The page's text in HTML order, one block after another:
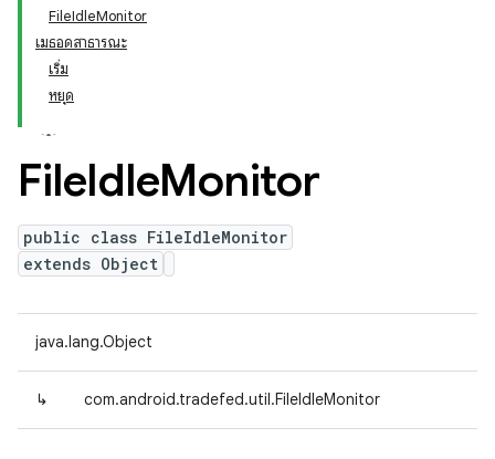
FileIdleMonitor
เมธอดสาธารณะ
เริ่ม
หยุด
FileIdleMonitor
public class FileIdleMonitor
extends Object
java.lang.Object
↳ com.android.tradefed.util.FileIdleMonitor